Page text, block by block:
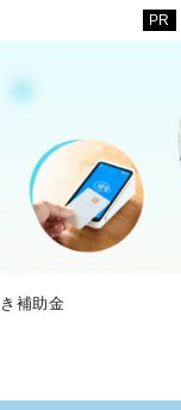
補助金